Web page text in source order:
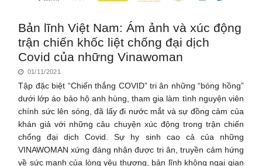
Bản lĩnh Việt Nam: Ám ảnh và xúc động
trận chiến khốc liệt chống đại dịch
Covid của những Vinawoman
01/11/2021
Tập đặc biệt “Chiến thắng COVID” tri ân những “bóng hồng”
dưới lớp áo bảo hộ anh hùng, tham gia làm tình nguyện viên
chính sức lên sóng, đã lấy đi nước mắt và sự đồng cảm của
khán giả với những câu chuyện xúc động trong trận chiến
chống đại dịch Covid. Sự hy sinh cao cả của những
VINAWOMAN xứng đáng nhận được tri ân, truyền cảm hứng
về sức mạnh của lòng yêu thương, bản lĩnh không ngại gian